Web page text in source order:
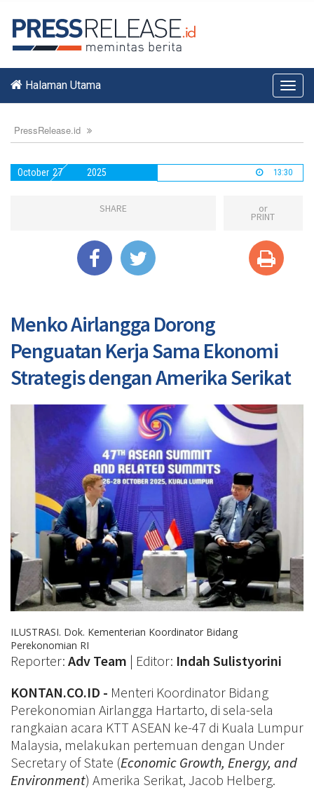
Halaman Utama
PressRelease.id
October 27 2025 13:30
SHARE or
PRINT
Menko Airlangga Dorong
Penguatan Kerja Sama Ekonomi
Strategis dengan Amerika Serikat
ILUSTRASI. Dok. Kementerian Koordinator Bidang
Perekonomian RI
Reporter: Adv Team | Editor: Indah Sulistyorini
KONTAN.CO.ID - Menteri Koordinator Bidang
Perekonomian Airlangga Hartarto, di sela-sela
rangkaian acara KTT ASEAN ke-47 di Kuala Lumpur
Malaysia, melakukan pertemuan dengan Under
Secretary of State (Economic Growth, Energy, and
Environment) Amerika Serikat, Jacob Helberg.